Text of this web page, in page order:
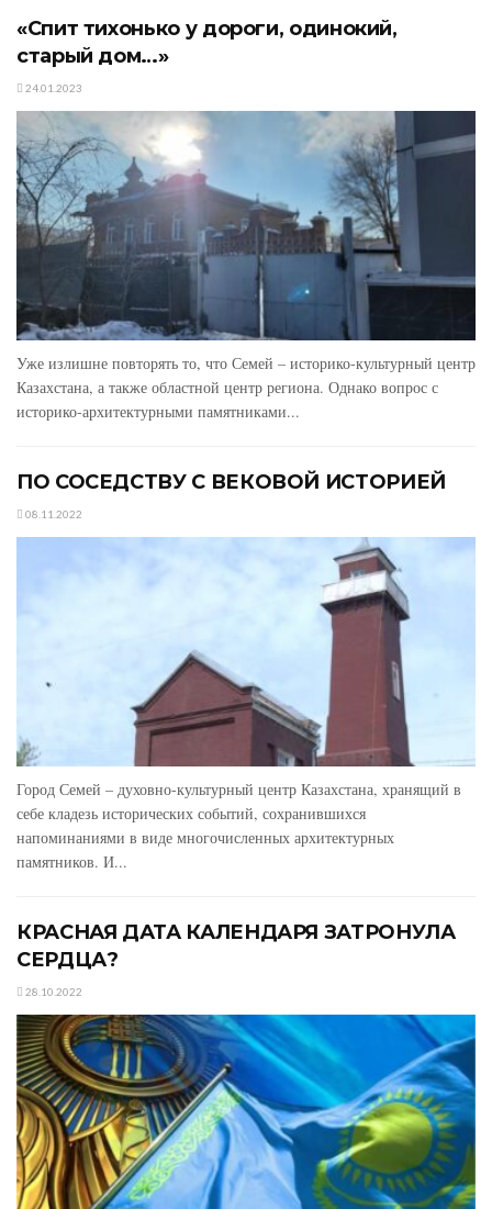
«Спит тихонько у дороги, одинокий,
старый дом…»
24.01.2023
Уже излишне повторять то, что Семей – историко-культурный центр
Казахстана, а также областной центр региона. Однако вопрос с
историко-архитектурными памятниками...
ПО СОСЕДСТВУ С ВЕКОВОЙ ИСТОРИЕЙ
08.11.2022
Город Семей – духовно-культурный центр Казахстана, хранящий в
себе кладезь исторических событий, сохранившихся
напоминаниями в виде многочисленных архитектурных
памятников. И...
КРАСНАЯ ДАТА КАЛЕНДАРЯ ЗАТРОНУЛА
СЕРДЦА?
28.10.2022